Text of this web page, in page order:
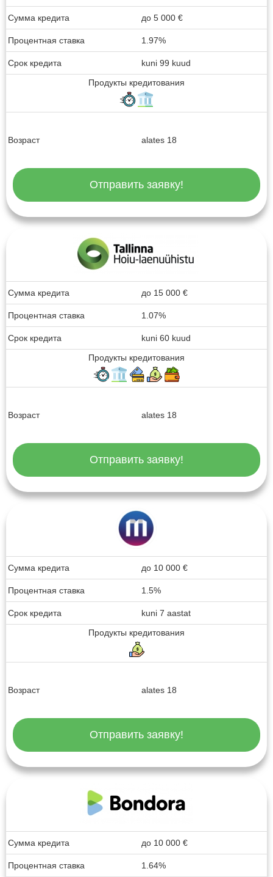
Сумма кредита до 5 000 €
Процентная ставка 1.97%
Срок кредита
kuni 99 kuud
Продукты кредитования
Возраст alates 18
Отправить заявку!
Сумма кредита до 15 000 €
Процентная ставка 1.07%
Срок кредита
kuni 60 kuud
Продукты кредитования
Возраст alates 18
Отправить заявку!
Сумма кредита до 10 000 €
Процентная ставка 1.5%
Срок кредита
kuni 7 aastat
Продукты кредитования
Возраст alates 18
Отправить заявку!
Сумма кредита до 10 000 €
Процентная ставка 1.64%